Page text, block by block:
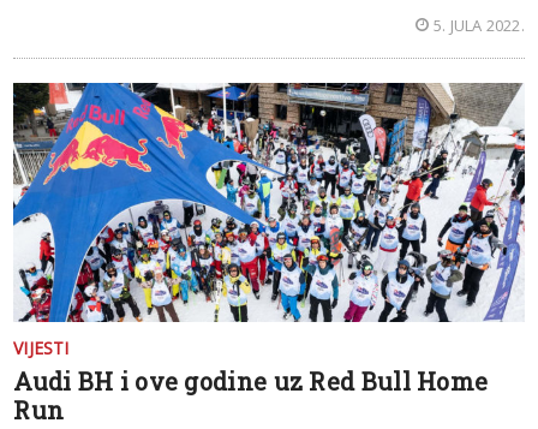
5. JULA 2022.
VIJESTI
Audi BH i ove godine uz Red Bull Home
Run